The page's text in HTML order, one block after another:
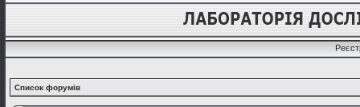
Список форумів